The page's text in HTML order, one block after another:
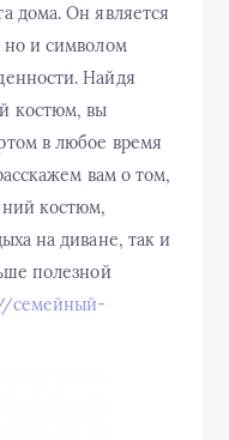
дома. Он является
и символом
Найдя
костюм, вы
в любое время
вам о том,
костюм,
на диване, так и
полезной
семейный-